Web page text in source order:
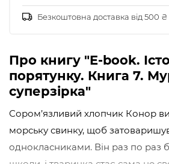
Безкоштовна доставка від 500 ₴
Про книгу "E-book.
порятунку. Книга 7.
суперзірка"
Сором’язливий хлопчик Конор
морську свинку, щоб
однокласниками. Він раз по раз